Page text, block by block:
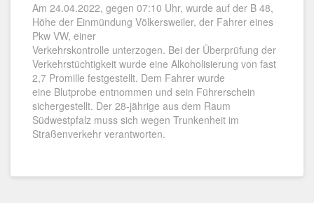
Am 24.04.2022, gegen 07:10 Uhr, wurde auf der B 48,
Höhe der Einmündung Völkersweiler, der Fahrer eines
Pkw VW, einer
Verkehrskontrolle unterzogen. Bei der Überprüfung der
Verkehrstüchtigkeit wurde eine Alkoholisierung von fast
2,7 Promille festgestellt. Dem Fahrer wurde
eine Blutprobe entnommen und sein Führerschein
sichergestellt. Der 28-jährige aus dem Raum
Südwestpfalz muss sich wegen Trunkenheit im
Straßenverkehr verantworten.